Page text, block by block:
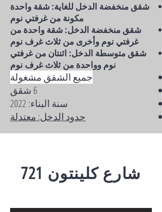
شقق منخفضة الدخل للغاية: شقة واحدة
مكونة من غرفتي نوم
شقق منخفضة الدخل: شقة واحدة من
غرفتي نوم وأخرى من ثلاث غرف نوم
شقق متوسطة الدخل: اثنتان من غرفتي
نوم وواحدة من ثلاث غرف نوم
جميع الشقق مشغولة
6 شقق
سنة البناء: 2022
حدود الدخل: معتدلة
721 شارع كلينتون